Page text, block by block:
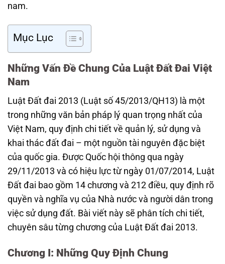
nam.
Mục Lục
Những Vấn Đề Chung Của Luật Đất Đai Việt
Nam
Luật Đất đai 2013 (Luật số 45/2013/QH13) là một
trong những văn bản pháp lý quan trọng nhất của
Việt Nam, quy định chi tiết về quản lý, sử dụng và
khai thác đất đai – một nguồn tài nguyên đặc biệt
của quốc gia. Được Quốc hội thông qua ngày
29/11/2013 và có hiệu lực từ ngày 01/07/2014, Luật
Đất đai bao gồm 14 chương và 212 điều, quy định rõ
quyền và nghĩa vụ của Nhà nước và người dân trong
việc sử dụng đất. Bài viết này sẽ phân tích chi tiết,
chuyên sâu từng chương của Luật Đất đai 2013.
Chương I: Những Quy Định Chung